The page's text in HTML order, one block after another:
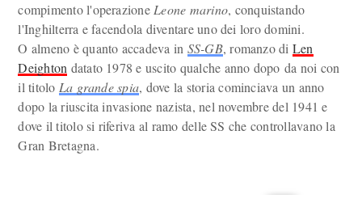
compimento l'operazione Leone marino, conquistando
l'Inghilterra e facendola diventare uno dei loro domini.
O almeno è quanto accadeva in SS-GB, romanzo di Len
Deighton datato 1978 e uscito qualche anno dopo da noi con
il titolo La grande spia, dove la storia cominciava un anno
dopo la riuscita invasione nazista, nel novembre del 1941 e
dove il titolo si riferiva al ramo delle SS che controllavano la
Gran Bretagna.